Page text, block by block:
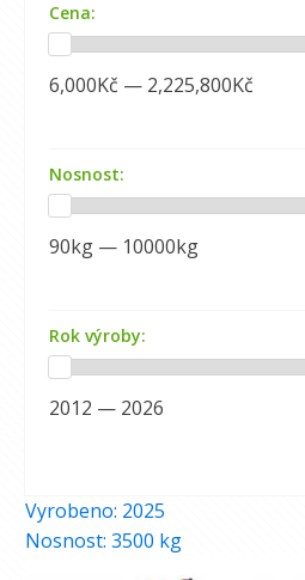
Cena:
6,000Kč — 2,225,800Kč
Nosnost:
90kg — 10000kg
Rok výroby:
2012 — 2026
Vyrobeno: 2025
Nosnost: 3500 kg